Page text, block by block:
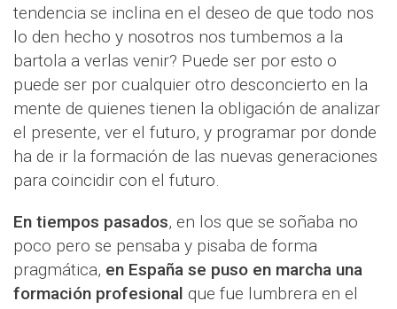
tendencia se inclina en el deseo de que todo nos
lo den hecho y nosotros nos tumbemos a la
bartola a verlas venir? Puede ser por esto o
puede ser por cualquier otro desconcierto en la
mente de quienes tienen la obligación de analizar
el presente, ver el futuro, y programar por donde
ha de ir la formación de las nuevas generaciones
para coincidir con el futuro.
En tiempos pasados, en los que se soñaba no
poco pero se pensaba y pisaba de forma
pragmática, en España se puso en marcha una
formación profesional que fue lumbrera en el